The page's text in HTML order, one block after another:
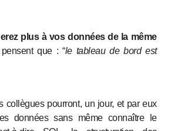
plus à vos données de la même
que : “le tableau de bord est
collègues pourront, un jour, et par eux
données sans même connaître le